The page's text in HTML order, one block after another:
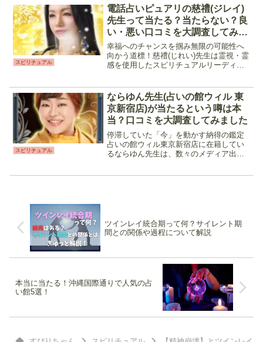
相談内容に合わせた占術を使いこなしま
す。話しやすく親身になってく...
スピリチュアル
電話占いピュアリの慈禮(ジレイ)
先生って当たる？当たらない？良
い・悪い口コミを大調査してみま
した
幸福へのチャンスを掴み無限の可能性へ
向かう道標！慈禮(じれい)先生は霊視・霊
感を使用したスピリチュアルリーディン
欲に気持ちを見抜く鑑定に定評があり、
気になる相手の本音だ...
スピリチュアル
ならゆん先生(占いの館ウィル 東
京新宿店)が当たるという噂は本
当？口コミを大調査してみました
停滞していた「今」を動かす納得の鑑定
占いの館ウィル東京新宿店に在籍してい
るならゆん先生は、数々のメディア出演
ツインレイ統合期って何？サイレント期
間との関係や過程について解説
本当に当たる！沖縄国際通りで人気の占
い館5選！